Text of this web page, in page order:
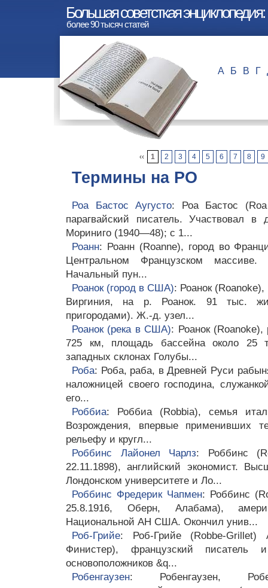
Большая советсткая
более 90 тысяч статей
А Б В Г
‹‹ 1 2 3 4 5 6 7 8 9
Термины на РО
Роа Бастос Аугусто: Роа Бастос
парагвайский писатель. Участвовал в
Мориниго (1940—48); с 1...
Роанн: Роанн (Roanne), город во
Центральном Французском
Начальный пун...
Роанок (город в США): Роанок
Виргиния, на р. Роанок. 91 тыс.
пригородами). Ж.-д. узел...
Роанок (река в США): Роанок
725 км, площадь бассейна около 25
западных склонах Голубы...
Роба: Роба, раба, в Древней Руси
наложницей своего господина,
его...
Роббиа: Роббиа (Robbia), семья
Возрождения, впервые применивших
рельефу и кругл...
Роббинс Лайонел Чарлз: Роббинс
22.11.1898), английский экономист.
Лондонском университете и Ло...
Роббинс Фредерик Чапмен: Роббинс
25.8.1916, Оберн, Алабама),
Национальной АН США. Окончил унив...
Роб-Грийе: Роб-Грийе (Robbe-Grillet)
Финистер), французский писатель
основоположников &q...
Робенгаузен: Робенгаузен,